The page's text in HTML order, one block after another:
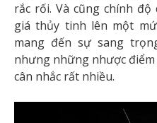
rắc rối. Và cũng chính
giá thủy tinh lên một
mang đến sự sang
nhưng những nhược
cân nhắc rất nhiều.